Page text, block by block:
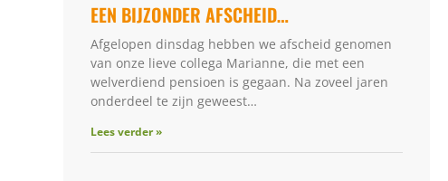
EEN BIJZONDER AFSCHEID…
Afgelopen dinsdag hebben we afscheid genomen
van onze lieve collega Marianne, die met een
welverdiend pensioen is gegaan. Na zoveel jaren
onderdeel te zijn geweest…
Lees verder »